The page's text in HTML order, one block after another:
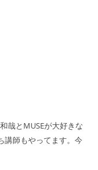
哉とMUSEが大好きな
講師もやってます。今